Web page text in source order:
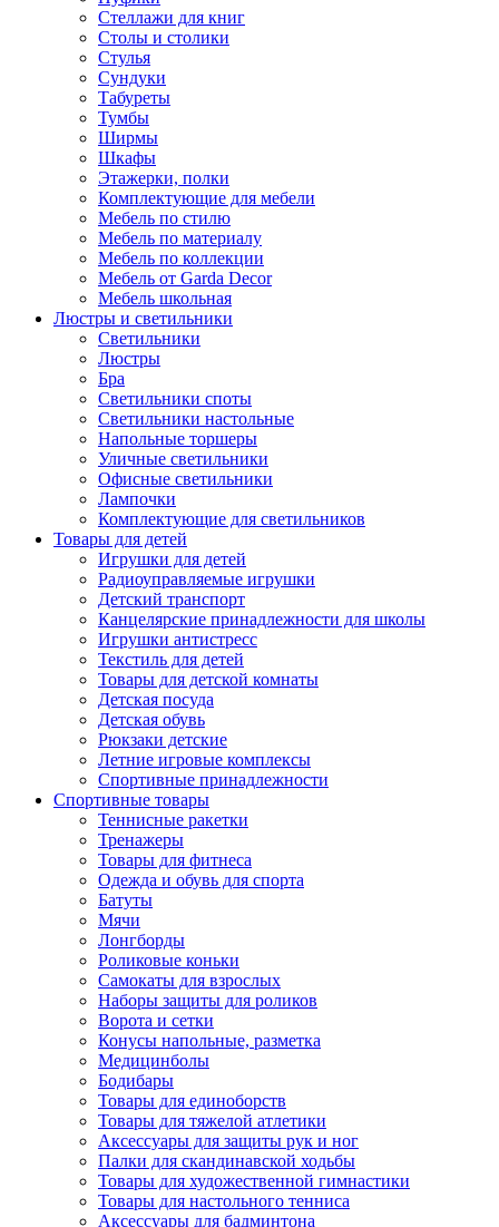
Стеллажи для книг
Столы и столики
Стулья
Сундуки
Табуреты
Тумбы
Ширмы
Шкафы
Этажерки, полки
Комплектующие для мебели
Мебель по стилю
Мебель по материалу
Мебель по коллекции
Мебель от Garda Decor
Мебель школьная
Люстры и светильники
Светильники
Люстры
Бра
Светильники споты
Светильники настольные
Напольные торшеры
Уличные светильники
Офисные светильники
Лампочки
Комплектующие для светильников
Товары для детей
Игрушки для детей
Радиоуправляемые игрушки
Детский транспорт
Канцелярские принадлежности для школы
Игрушки антистресс
Текстиль для детей
Товары для детской комнаты
Детская посуда
Детская обувь
Рюкзаки детские
Летние игровые комплексы
Спортивные принадлежности
Спортивные товары
Теннисные ракетки
Тренажеры
Товары для фитнеса
Одежда и обувь для спорта
Батуты
Мячи
Лонгборды
Роликовые коньки
Самокаты для взрослых
Наборы защиты для роликов
Ворота и сетки
Конусы напольные, разметка
Медицинболы
Бодибары
Товары для единоборств
Товары для тяжелой атлетики
Аксессуары для защиты рук и ног
Палки для скандинавской ходьбы
Товары для художественной гимнастики
Товары для настольного тенниса
Аксессуары для бадминтона